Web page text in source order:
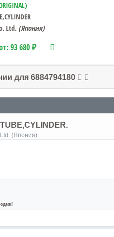
Ltd. (Япония)
93 680 ₽
для 6884794180
(Япония)